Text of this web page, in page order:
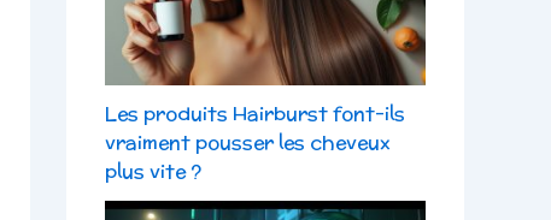
Les produits Hairburst font-ils
vraiment pousser les cheveux
plus vite ?